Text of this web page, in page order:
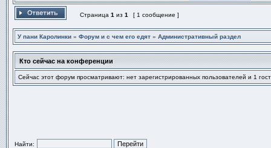
Страница 1 из 1 [ 1 сообщение ]
У пани Каролинки » Форум и с чем его едят » Административный раздел
Кто сейчас на конференции
Сейчас этот форум просматривают: нет зарегистрированных пользователей и 1
Найти: